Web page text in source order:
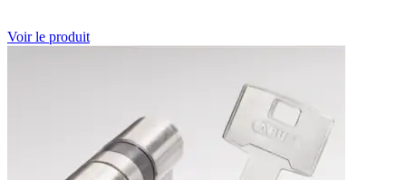
Voir le produit